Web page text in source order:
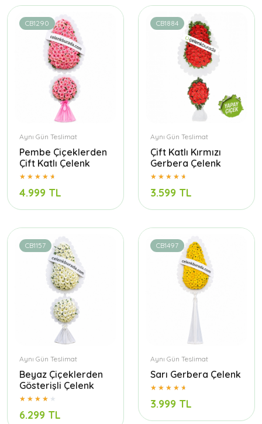
CB1290
Aynı Gün Teslimat
Pembe Çiçeklerden
Çift Katlı Çelenk
4.999 TL
CB1884
Aynı Gün Teslimat
Çift Katlı Kırmızı
Gerbera Çelenk
3.599 TL
CB1157
Aynı Gün Teslimat
Beyaz Çiçeklerden
Gösterişli Çelenk
6.299 TL
CB1497
Aynı Gün Teslimat
Sarı Gerbera Çelenk
3.999 TL